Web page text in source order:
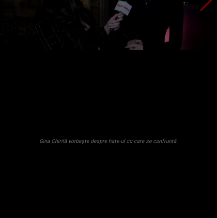
Gina Chirilă vorbește despre hate-ul cu care se confruntă.